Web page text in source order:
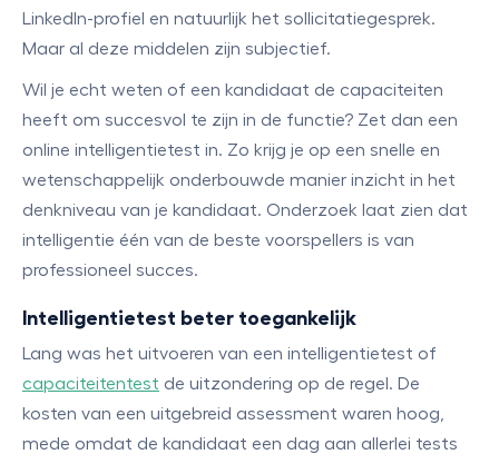
LinkedIn-profiel en natuurlijk het sollicitatiegesprek.
Maar al deze middelen zijn subjectief.
Wil je echt weten of een kandidaat de capaciteiten
heeft om succesvol te zijn in de functie? Zet dan een
online intelligentietest in. Zo krijg je op een snelle en
wetenschappelijk onderbouwde manier inzicht in het
denkniveau van je kandidaat. Onderzoek laat zien dat
intelligentie één van de beste voorspellers is van
professioneel succes.
Intelligentietest beter toegankelijk
Lang was het uitvoeren van een intelligentietest of
capaciteitentest de uitzondering op de regel. De
kosten van een uitgebreid assessment waren hoog,
mede omdat de kandidaat een dag aan allerlei tests